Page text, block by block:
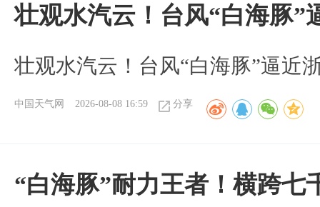
壮观水汽云！台风“白海豚”
壮观水汽云！台风“白海豚”逼近
中国天气网 2026-08-08 16:59 分享
“白海豚”耐力王者！横跨七